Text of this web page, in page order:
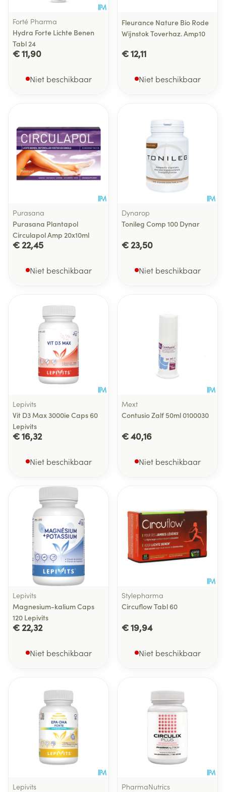
Forté Pharma
Hydra Forte Lichte Benen
Tabl 24
€ 11,90
Niet beschikbaar
Fleurance Nature Bio Rode
Wijnstok Toverhaz. Amp10
€ 12,11
Niet beschikbaar
Purasana
Purasana Plantapol
Circulapol Amp 20x10ml
€ 22,45
Niet beschikbaar
Dynarop
Tonileg Comp 100 Dynar
€ 23,50
Niet beschikbaar
Lepivits
Vit D3 Max 3000ie Caps 60
Lepivits
€ 16,32
Niet beschikbaar
Mext
Contusio Zalf 50ml 0100030
€ 40,16
Niet beschikbaar
Lepivits
Magnesium-kalium Caps
120 Lepivits
€ 22,32
Niet beschikbaar
Stylepharma
Circuflow Tabl 60
€ 19,94
Niet beschikbaar
Lepivits
PharmaNutrics